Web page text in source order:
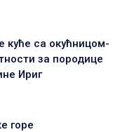
куће са окућницом-
за породице
Ириг
горе